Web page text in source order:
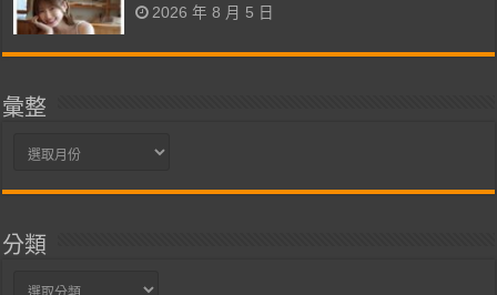
2026 年 8 月 5 日
彙整
彙
分類
分